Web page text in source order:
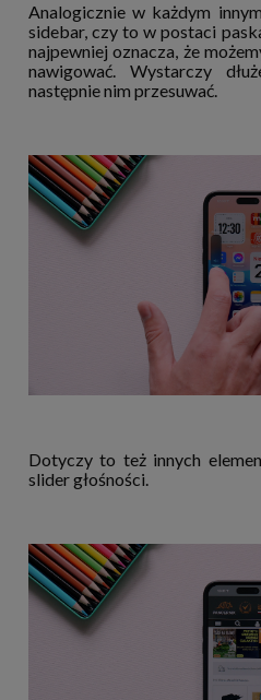
Analogicznie w każdym
sidebar, czy to w postaci
najpewniej oznacza, że
nawigować. Wystarczy
następnie nim przesuwać.
Dotyczy to też innych
slider głośności.